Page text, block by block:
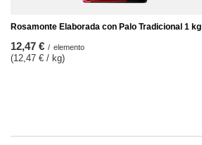
Rosamonte Elaborada con Palo Tradicional 1 kg
12,47 € / elemento
(12,47 € / kg)